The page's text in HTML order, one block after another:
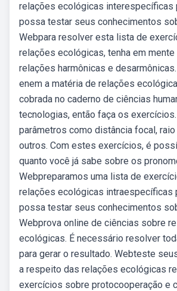
relações ecológicas interespecíficas
possa testar seus conhecimentos
Webpara resolver esta lista de
relações ecológicas, tenha em
relações harmônicas e
enem a matéria de relações
cobrada no caderno de ciências
tecnologias, então faça os
parâmetros como distância focal, raio
outros. Com estes exercícios, é
quanto você já sabe sobre os
Webpreparamos uma lista de
relações ecológicas intraespecíficas
possa testar seus conhecimentos
Webprova online de ciências sobre
ecológicas. É necessário resolver
para gerar o resultado. Webteste
a respeito das relações ecológicas
exercícios sobre protocooperação e